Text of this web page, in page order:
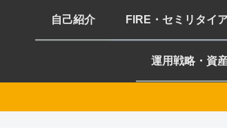
自己紹介 FIRE・セミリタイ
運用戦略・資